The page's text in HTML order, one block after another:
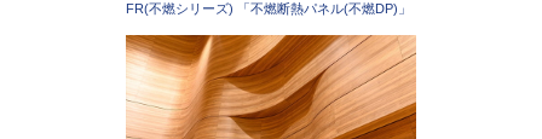
FR(不燃シリーズ) 「不燃断熱パネル(不燃DP)」